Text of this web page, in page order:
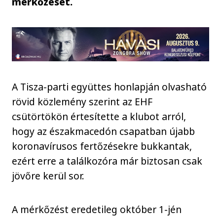
A Tisza-parti együttes honlapján olvasható
rövid közlemény szerint az EHF
csütörtökön értesítette a klubot arról,
hogy az északmacedón csapatban újabb
koronavírusos fertőzésekre bukkantak,
ezért erre a találkozóra már biztosan csak
jövőre kerül sor.
A mérkőzést eredetileg október 1-jén